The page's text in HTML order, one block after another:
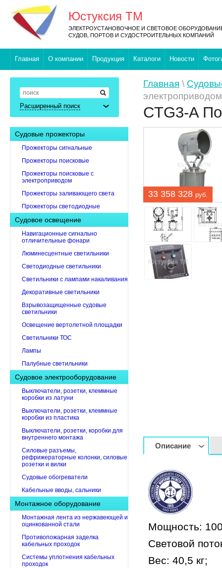
Юстуксия ТМ
ЭЛЕКТРОУСТАНОВОЧНОЕ И СВЕТОВОЕ
СУДОВ, ПОРТОВ И СУДОСТРОИТЕЛЬНЫХ КОМПАНИЙ
Главная О компании Продукция Каталоги Новости
Расширенный поиск
Судовые прожекторы
Прожекторы сигнальные
Прожекторы поисковые
Прожекторы поисковые с
электроприводом
Прожекторы заливающего света
Прожекторы светодиодные
Судовое освещение
Навигационные сигнально
отличительные фонари
Люминесцентные светильники
Светодиодные светильники
Светильники с лампами накаливания
Декоративные светильники
Взрывозащищенные судовые
светильники
Освещение вертолетной площадки
Светильники ТОС
Лампы
Палубные светильники
Судовое электрооборудование
Выключатели, розетки, клеммные
коробки из латуни
Выключатели, розетки, клеммные
коробки из пластика
Выключатели, розетки, коробки для
внутреннего монтажа
Cиловые разъемы,
рефрижераторные колонки, силовые
розетки и вилки
Судовые обогреватели
Кабельные вводы, сальники
Монтажное оборудование
Монтажная лента из нержавеющей и
оцинкованной стали
Противопожарная заделка
кабельных проходок
Системы уплотнения кабельных
проходок
Главная \
электроприводом
CTG3-A
33 358 328 руб.
Описание
Мощность:
Световой
Вес: 40,5 кг;